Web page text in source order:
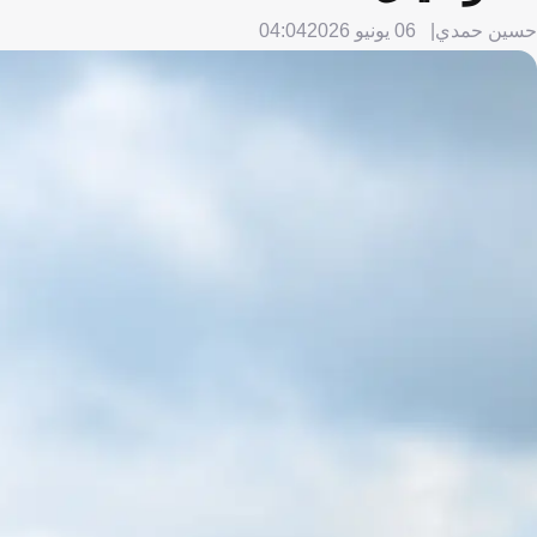
حسين حمدي 06 يونيو 2026 04:04